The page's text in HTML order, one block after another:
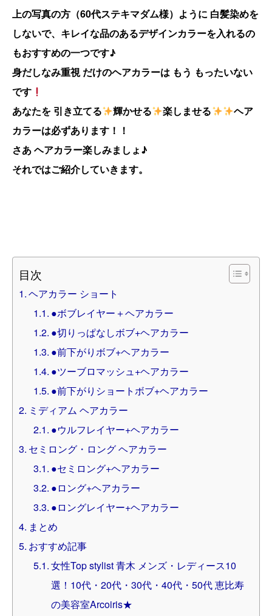
上の写真の方（60代ステキマダム様）ように 白髪染めを
しないで、キレイな品のあるデザインカラーを入れるの
もおすすめの一つです♪
身だしなみ重視 だけのヘアカラーは もう もったいない
です
あなたを 引き立てる
輝かせる 楽しませる
ヘア
カラーは必ずあります！！
さあ ヘアカラー楽しみましょ♪
それではご紹介していきます。
目次
ヘアカラー ショート
●ボブレイヤー＋ヘアカラー
●切りっぱなしボブ+ヘアカラー
●前下がりボブ+ヘアカラー
●ツーブロマッシュ+ヘアカラー
●前下がりショートボブ+ヘアカラー
ミディアム ヘアカラー
●ウルフレイヤー+ヘアカラー
セミロング・ロング ヘアカラー
●セミロング+ヘアカラー
●ロング+ヘアカラー
●ロングレイヤー+ヘアカラー
まとめ
おすすめ記事
女性Top stylist 青木 メンズ・レディース10
選！10代・20代・30代・40代・50代 恵比寿
の美容室Arcoiris★